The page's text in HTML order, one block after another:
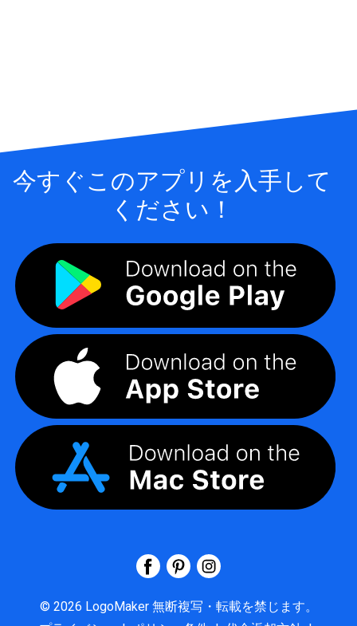
今すぐこのアプリを入手して
ください！
© 2026 LogoMaker 無断複写・転載を禁じます。